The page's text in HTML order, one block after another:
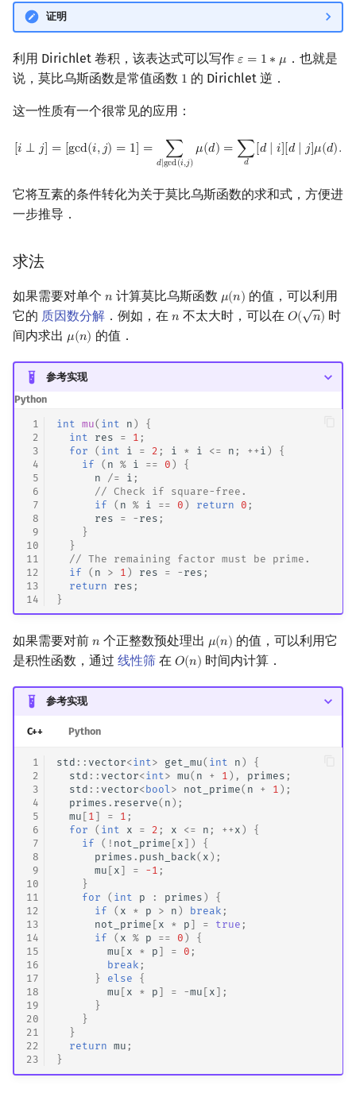
Main–Lorentz 算法
析合树
手指树
弦图
网络流
矩阵树定理
支配树
图上随机游走
证明
利用 Dirichlet 卷积，该表达式可以写作 𝜀 = 1 ∗ 𝜇
ε =1∗μ
．也就是
说，莫比乌斯函数是常值函数 1
1 的 Dirichlet 逆．
这一性质有一个很常见的应用：
[𝑖 ⟂ 𝑗] = [gcd(𝑖,𝑗) = 1] = ∑
𝑑∣gcd(𝑖,𝑗)
𝜇(𝑑) = ∑
𝑑
[𝑑 ∣ 𝑖][𝑑 ∣ 𝑗]𝜇(𝑑).
[i ⟂j =[gcd i,j) =1 ]=∑ d∣ gcd( )μ(d) =∑ d[d∣i][ d∣j]μ( d ).
它将互素的条件转化为关于莫比乌斯函数的求和式，方便进
一步推导．
求法
如果需要对单个 𝑛
n 计算莫比乌斯函数 𝜇(𝑛)
μ(n) 的值，可以利用
它的 质因数分解 ．例如，在 𝑛
n 不太大时，可以在 𝑂(
√
𝑛)
O(n)
时
间内求出 𝜇(𝑛)
μ(n) 的值．
参考实现
Python
1
2
3
4
5
6
7
8
9
10
11
12
13
14
int mu( int n )
{
int
res = 1 ;
for
( int i = 2 ; i * i <= n ; ++ i )
{
if
( n % i == 0 )
{
n
/= i ;
// Check if square-free.
if
( n % i == 0 ) return 0 ;
res
= - res ;
}
}
// The remaining factor must be prime.
if
( n > 1 ) res = - res ;
return
res ;
}
如果需要对前 𝑛
n 个正整数预处理出 𝜇(𝑛)
μ(n) 的值，可以利用它
是积性函数，通过 线性筛 在 𝑂(𝑛)
O(n) 时间内计算．
参考实现
C++ Python
1
2
3
4
5
6
7
8
9
10
11
12
13
14
15
16
17
18
19
20
21
22
23
std :: vector<int> get_mu( int n )
{
std :: vector<int> mu( n + 1 ), primes ;
std :: vector<bool> not_prime( n + 1 );
primes . reserve( n );
mu [ 1 ] = 1 ;
for
( int x = 2 ; x <= n ; ++ x )
{
if
( ! not_prime [ x ])
{
primes . push_back( x );
mu [ x ] = -1 ;
}
for
( int p : primes )
{
if
( x * p > n ) break ;
not_prime [ x * p ] = true ;
if
( x % p == 0 )
{
mu [ x * p ] = 0 ;
break ;
}
else
{
mu [ x * p ] = -mu [ x ];
}
}
}
return
mu ;
}